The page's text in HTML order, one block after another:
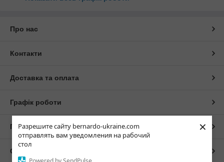
Разрешите сайту bernardo-ukraine.com
отправлять вам уведомления на рабочий
стол
×
Про нас
Контакти
Доставка та оплата
Графік роботи
Повна версія сайту
Сайт створено на маркетплейсі